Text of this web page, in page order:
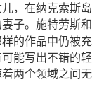
，在纳克索斯岛
子。施特劳斯和
样的作品中仍被充
能写出不错的轻
两个领域之间无